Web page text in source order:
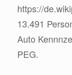
https://
13.491
Auto
PEG.